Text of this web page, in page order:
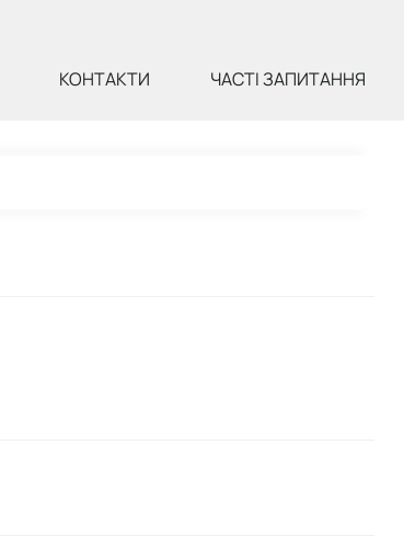
КОНТАКТИ ЧАСТІ ЗАПИТАННЯ